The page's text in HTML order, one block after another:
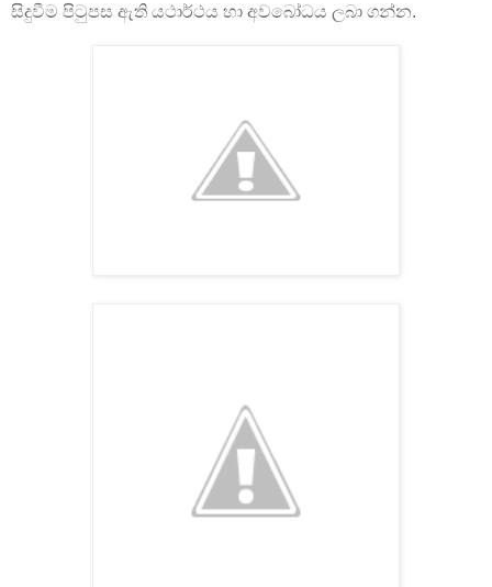
සිදුවීම පිටුපස ඇති යථාර්ථය හා අවබෝධය ලබා ගන්න.